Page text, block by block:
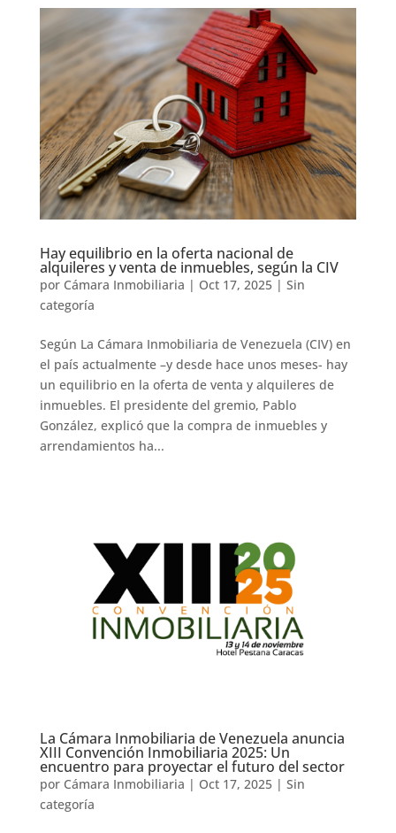
Hay equilibrio en la oferta nacional de
alquileres y venta de inmuebles, según la CIV
por Cámara Inmobiliaria | Oct 17, 2025| Sin
categoría
Según La Cámara Inmobiliaria de Venezuela (CIV) en
el país actualmente –y desde hace unos meses- hay
un equilibrio en la oferta de venta y alquileres de
inmuebles. El presidente del gremio, Pablo
González, explicó que la compra de inmuebles y
arrendamientos ha...
La Cámara Inmobiliaria de Venezuela anuncia
XIII Convención Inmobiliaria 2025: Un
encuentro para proyectar el futuro del sector
por Cámara Inmobiliaria | Oct 17, 2025| Sin
categoría